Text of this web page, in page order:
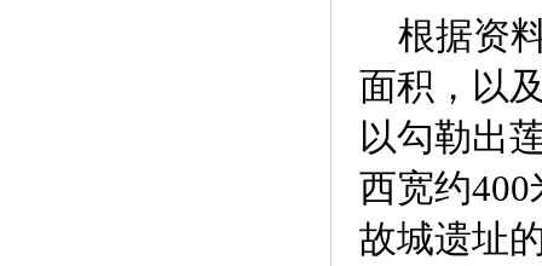
根据资
面积，以
以勾勒出
西宽约
故城遗址